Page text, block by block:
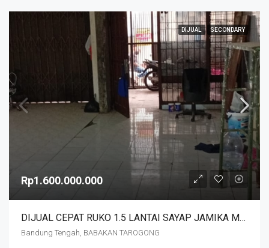
DIJUAL SECONDARY
Rp1.600.000.000
DIJUAL CEPAT RUKO 1.5 LANTAI SAYAP JAMIKA MASUK HNYA 30 MTR DR JALAN MAIN ROAD JAMIKA HARGA MURAHHH. JL BABAKAN TAROGONG
Bandung Tengah, BABAKAN TAROGONG